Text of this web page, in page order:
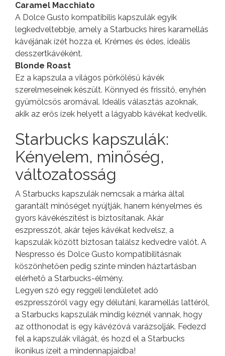
Caramel Macchiato
A Dolce Gusto kompatibilis kapszulák egyik
legkedveltebbje, amely a Starbucks híres karamellás
kávéjának ízét hozza el. Krémes és édes, ideális
desszertkávéként.
Blonde Roast
Ez a kapszula a világos pörkölésű kávék
szerelmeseinek készült. Könnyed és frissítő, enyhén
gyümölcsös aromával. Ideális választás azoknak,
akik az erős ízek helyett a lágyabb kávékat kedvelik.
Starbucks kapszulák:
Kényelem, minőség,
változatosság
A Starbucks kapszulák nemcsak a márka által
garantált minőséget nyújtják, hanem kényelmes és
gyors kávékészítést is biztosítanak. Akár
eszpresszót, akár tejes kávékat kedvelsz, a
kapszulák között biztosan találsz kedvedre valót. A
Nespresso és Dolce Gusto kompatibilitásnak
köszönhetően pedig szinte minden háztartásban
elérhető a Starbucks-élmény.
Legyen szó egy reggeli lendületet adó
eszpresszóról vagy egy délutáni, karamellás lattéról,
a Starbucks kapszulák mindig kéznél vannak, hogy
az otthonodat is egy kávézóvá varázsolják. Fedezd
fel a kapszulák világát, és hozd el a Starbucks
ikonikus ízeit a mindennapjaidba!